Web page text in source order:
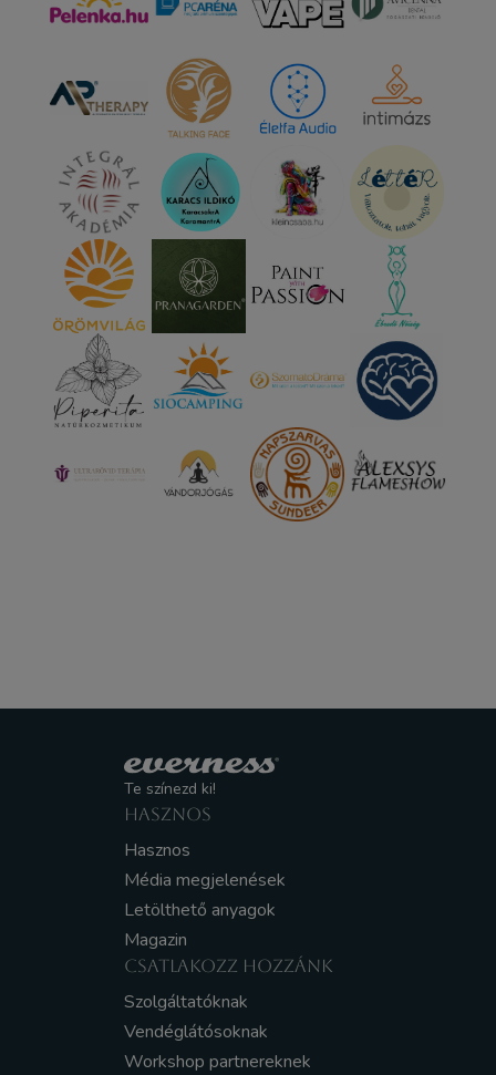
Te színezd ki!
HASZNOS
Hasznos
Média megjelenések
Letölthető anyagok
Magazin
CSATLAKOZZ HOZZÁNK
Szolgáltatóknak
Vendéglátósoknak
Workshop partnereknek